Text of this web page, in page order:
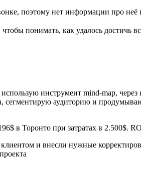
поэтому нет информации про неё
понимать, как удалось достичь
использую инструмент mind-map,
аудиторию и
и внесли нужные